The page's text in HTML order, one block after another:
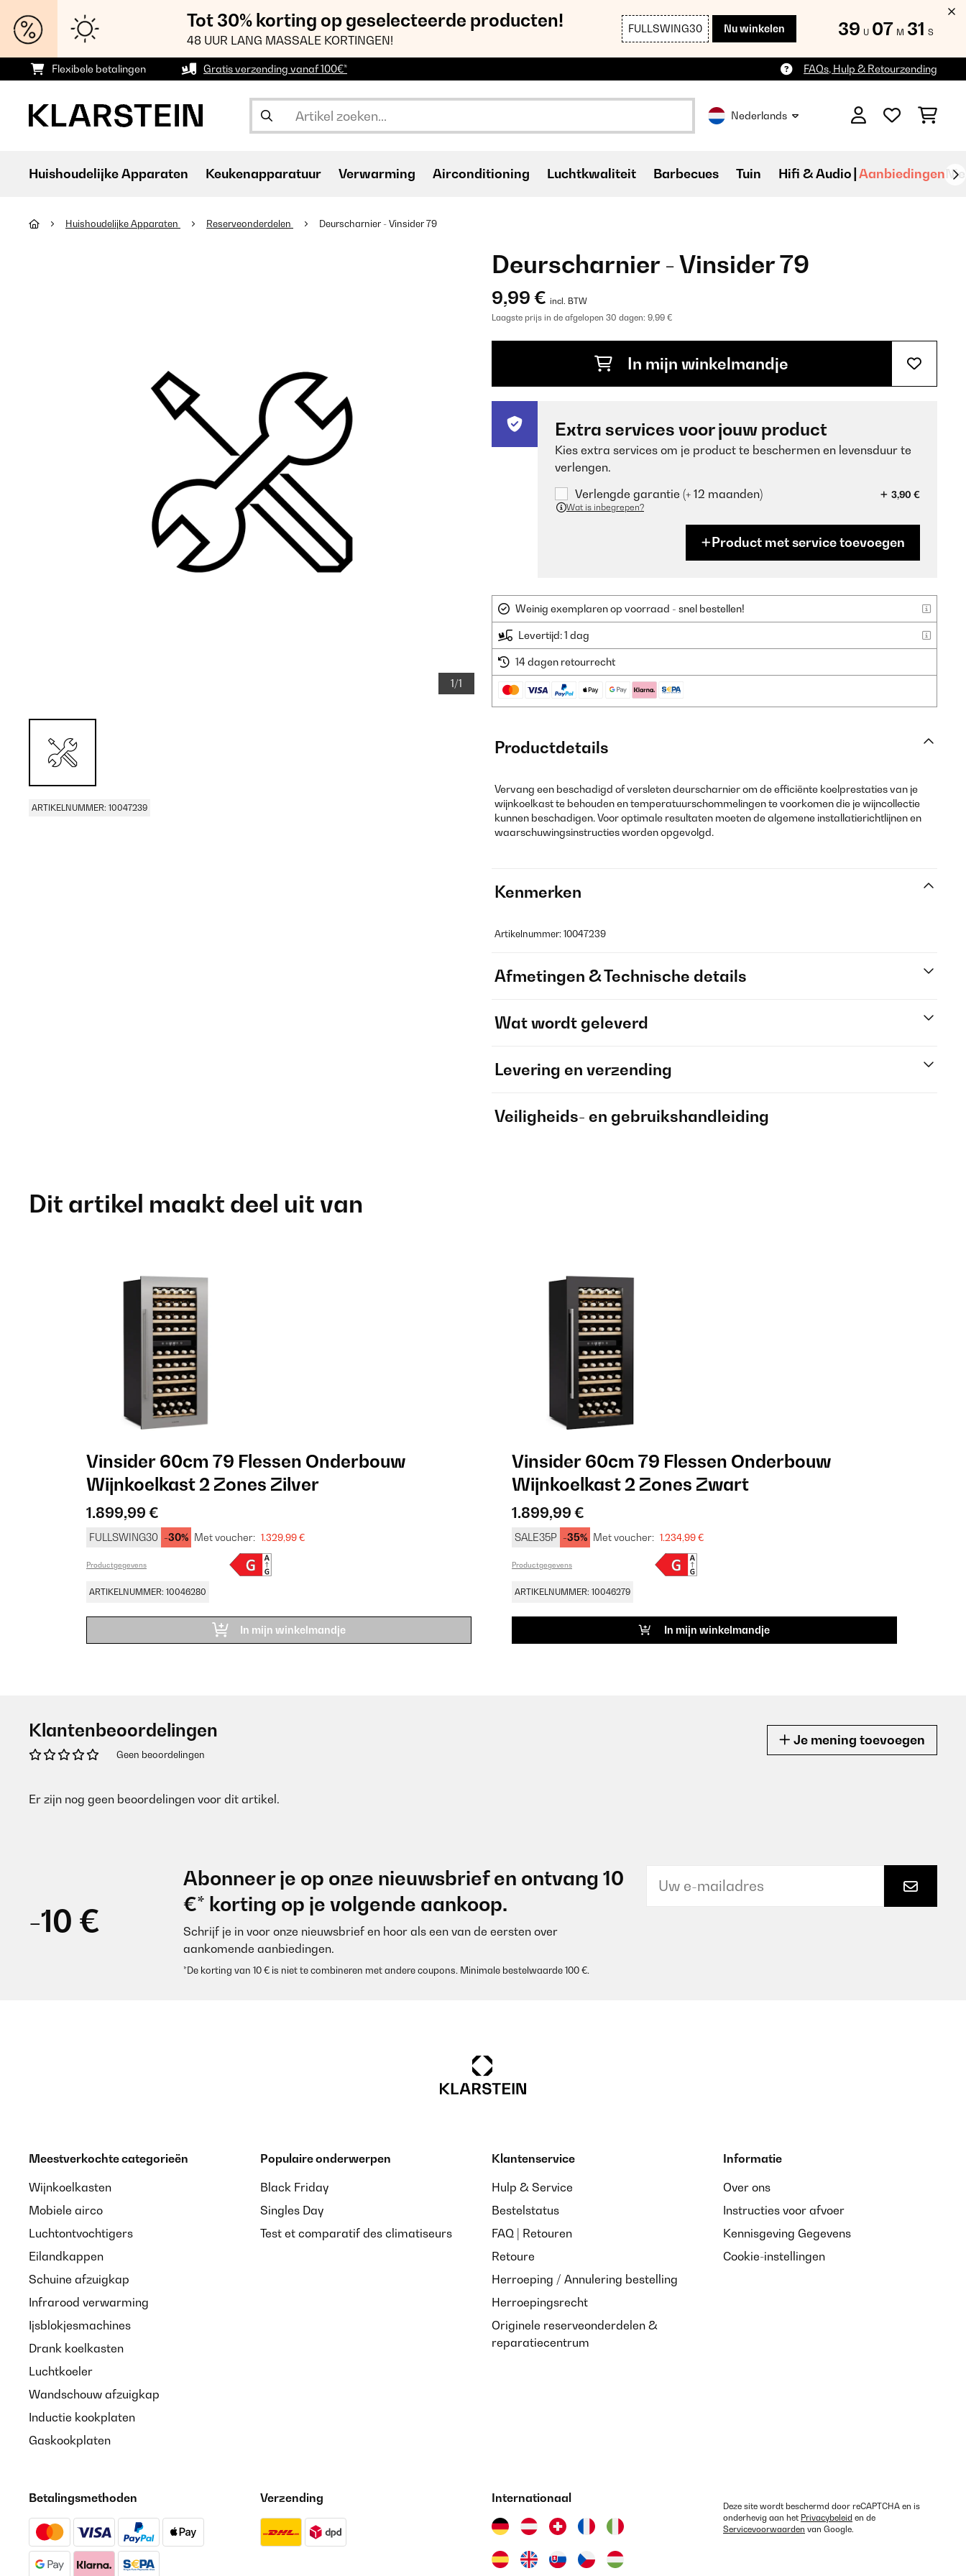
Tot 30% korting op geselecteerde producten!
48 UUR LANG MASSALE KORTINGEN!
FULLSWING30 Nu winkelen 39 U 07 M 29 S
Flexibele betalingen Gratis verzending vanaf 100€* FAQs, Hulp & Retourzending
Nederlands
Huishoudelijke Apparaten Keukenapparatuur Verwarming Airconditioning Luchtkwaliteit Barbecues Tuin Hifi & Audio Aanbiedingen
Huishoudelijke Apparaten Reserveonderdelen Deurscharnier - Vinsider 79
1/1
ARTIKELNUMMER: 10047239
Deurscharnier - Vinsider 79
9,99 € incl. BTW
Laagste prijs in de afgelopen 30 dagen: 9,99 €
In mijn winkelmandje
Extra services voor jouw product
Kies extra services om je product te beschermen en levensduur te
verlengen.
Verlengde garantie (+ 12 maanden)
3,90 €
Wat is inbegrepen?
Product met service toevoegen
Weinig exemplaren op voorraad - snel bestellen!
Levertijd: 1 dag
14 dagen retourrecht
Productdetails
Vervang een beschadigd of versleten deurscharnier om de efficiënte koelprestaties van je
wijnkoelkast te behouden en temperatuurschommelingen te voorkomen die je wijncollectie
kunnen beschadigen. Voor optimale resultaten moeten de algemene installatierichtlijnen en
waarschuwingsinstructies worden opgevolgd.
Kenmerken
Artikelnummer: 10047239
Afmetingen & Technische details
Wat wordt geleverd
Levering en verzending
Veiligheids- en gebruikshandleiding
Dit artikel maakt deel uit van
Vinsider 60cm 79 Flessen Onderbouw
Wijnkoelkast 2 Zones Zilver
1.899,99 €
FULLSWING30 -30% Met voucher: 1.329,99 €
Productgegevens
ARTIKELNUMMER: 10046280
In mijn winkelmandje
Vinsider 60cm 79 Flessen Onderbouw
Wijnkoelkast 2 Zones Zwart
1.899,99 €
SALE35P -35% Met voucher: 1.234,99 €
Productgegevens
ARTIKELNUMMER: 10046279
In mijn winkelmandje
Klantenbeoordelingen
Geen beoordelingen
Je mening toevoegen
Er zijn nog geen beoordelingen voor dit artikel.
-10 €
Abonneer je op onze nieuwsbrief en ontvang 10
€* korting op je volgende aankoop.
Schrijf je in voor onze nieuwsbrief en hoor als een van de eersten over
aankomende aanbiedingen.
*De korting van 10 € is niet te combineren met andere coupons. Minimale bestelwaarde 100 €.
Meestverkochte categorieën
Wijnkoelkasten
Mobiele airco
Luchtontvochtigers
Eilandkappen
Schuine afzuigkap
Infrarood verwarming
Ijsblokjesmachines
Drank koelkasten
Luchtkoeler
Wandschouw afzuigkap
Inductie kookplaten
Gaskookplaten
Populaire onderwerpen
Black Friday
Singles Day
Test et comparatif des climatiseurs
Klantenservice
Hulp & Service
Bestelstatus
FAQ | Retouren
Retoure
Herroeping / Annulering bestelling
Herroepingsrecht
Originele reserveonderdelen &
reparatiecentrum
Informatie
Over ons
Instructies voor afvoer
Kennisgeving Gegevens
Cookie-instellingen
Betalingsmethoden Verzending Internationaal
Deze site wordt beschermd door reCAPTCHA en is
onderhevig aan het Privacybeleid en de
Servicevoorwaarden van Google.